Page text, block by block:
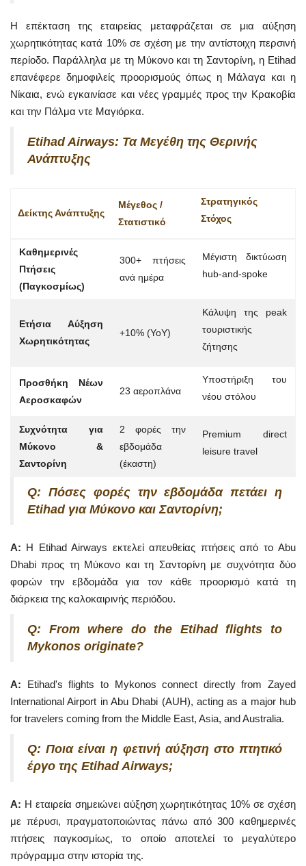
Η επέκταση της εταιρείας μεταφράζεται σε μια αύξηση
χωρητικότητας κατά 10% σε σχέση με την αντίστοιχη περσινή
περίοδο. Παράλληλα με τη Μύκονο και τη Σαντορίνη, η Etihad
επανέφερε δημοφιλείς προορισμούς όπως η Μάλαγα και η
Νίκαια, ενώ εγκαινίασε και νέες γραμμές προς την Κρακοβία
και την Πάλμα ντε Μαγιόρκα.
Etihad Airways: Τα Μεγέθη της Θερινής
Ανάπτυξης
Δείκτης Ανάπτυξης
Μέγεθος /
Στατιστικό
Στρατηγικός
Στόχος
Καθημερινές
Πτήσεις
(Παγκοσμίως)
300+ πτήσεις
ανά ημέρα
Μέγιστη δικτύωση
hub-and-spoke
Ετήσια Αύξηση
Χωρητικότητας
+10% (YoY)
Κάλυψη της peak
τουριστικής
ζήτησης
Προσθήκη Νέων
Αεροσκαφών
23 αεροπλάνα
Υποστήριξη του
νέου στόλου
Συχνότητα για
Μύκονο &
Σαντορίνη
2 φορές την
εβδομάδα
(έκαστη)
Premium direct
leisure travel
Q: Πόσες φορές την εβδομάδα πετάει η
Etihad για Μύκονο και Σαντορίνη;
A: Η Etihad Airways εκτελεί απευθείας πτήσεις από το Abu
Dhabi προς τη Μύκονο και τη Σαντορίνη με συχνότητα δύο
φορών την εβδομάδα για τον κάθε προορισμό κατά τη
διάρκεια της καλοκαιρινής περιόδου.
Q: From where do the Etihad flights to
Mykonos originate?
A: Etihad's flights to Mykonos connect directly from Zayed
International Airport in Abu Dhabi (AUH), acting as a major hub
for travelers coming from the Middle East, Asia, and Australia.
Q: Ποια είναι η φετινή αύξηση στο πτητικό
έργο της Etihad Airways;
A: Η εταιρεία σημειώνει αύξηση χωρητικότητας 10% σε σχέση
με πέρυσι, πραγματοποιώντας πάνω από 300 καθημερινές
πτήσεις παγκοσμίως, το οποίο αποτελεί το μεγαλύτερο
πρόγραμμα στην ιστορία της.